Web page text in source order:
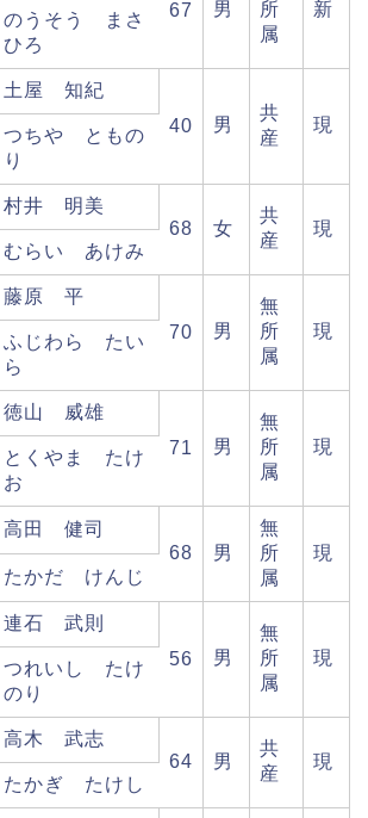
67
男
所
属
新
のうそう まさ
ひろ
土屋 知紀
40
男
共
産
現
つちや ともの
り
村井 明美
68
女
共
産
現
むらい あけみ
藤原 平
70
男
無
所
属
現
ふじわら たい
ら
徳山 威雄
71
男
無
所
属
現
とくやま たけ
お
高田 健司
68
男
無
所
属
現
たかだ けんじ
連石 武則
56
男
無
所
属
現
つれいし たけ
のり
高木 武志
64
男
共
産
現
たかぎ たけし